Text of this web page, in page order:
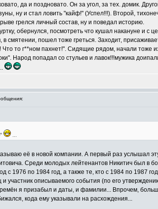
да и поздновато. Он за угол, за тех. домик.
ну и стал ловить "кайф!" (Успел!!!). Второй,
грелся личный состав, ну и поведал историю.
обернулся, посмотреть что кушал накануне и
в смятении, пошел тоже греться. Заходит,
то г**ном пахнет!". Сидящие рядом, начали тоже
Народ попадал со стульев и лавок!!!мужика
...
её в новой компании. А первый раз услышал
Среди молодых лейтенантов Никитич был в
с 1976 по 1984 год, а также те, кто с 1984 по 1987
и участник описываемого события (по его
я призабыл и даты, и фамилии... Впрочем,
кода ему указывали на расхождения...